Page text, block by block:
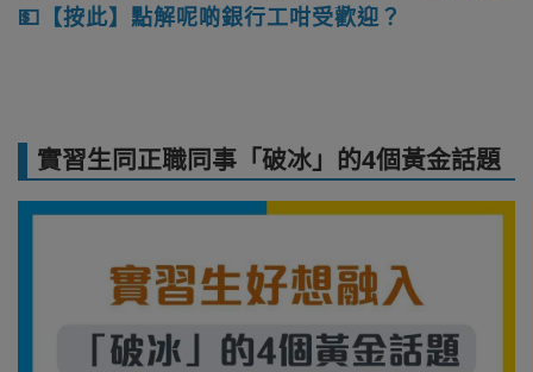
💵【按此】點解呢啲銀行工咁受歡迎？
實習生同正職同事「破冰」的4個黃金話題